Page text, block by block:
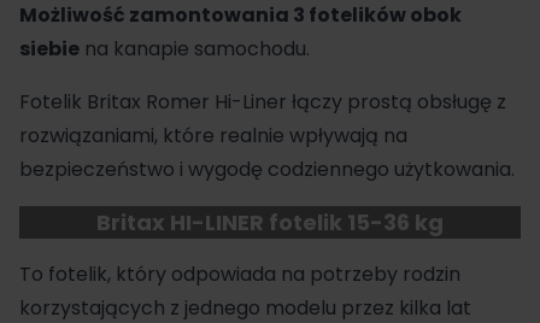
Możliwość zamontowania 3 fotelików obok
siebie na kanapie samochodu.
Fotelik Britax Romer Hi-Liner łączy prostą obsługę z
rozwiązaniami, które realnie wpływają na
bezpieczeństwo i wygodę codziennego użytkowania.
Britax HI-LINER fotelik 15-36 kg
To fotelik, który odpowiada na potrzeby rodzin
korzystających z jednego modelu przez kilka lat